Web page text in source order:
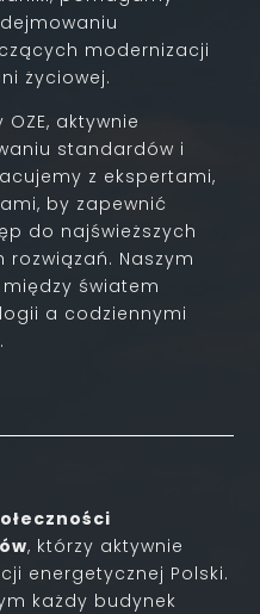
modernizacji
życiowej.
aktywnie
standardów i
z ekspertami,
by zapewnić
do najświeższych
Naszym
światem
a codziennymi
, którzy aktywnie
energetycznej Polski.
każdy budynek